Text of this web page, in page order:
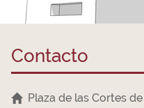
Contacto
Plaza de las Cortes de